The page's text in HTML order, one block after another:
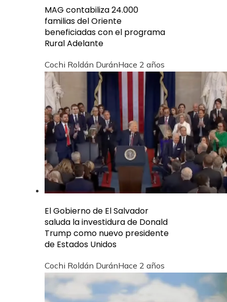
MAG contabiliza 24.000
familias del Oriente
beneficiadas con el programa
Rural Adelante
Cochi Roldán DuránHace 2 años
El Gobierno de El Salvador
saluda la investidura de Donald
Trump como nuevo presidente
de Estados Unidos
Cochi Roldán DuránHace 2 años